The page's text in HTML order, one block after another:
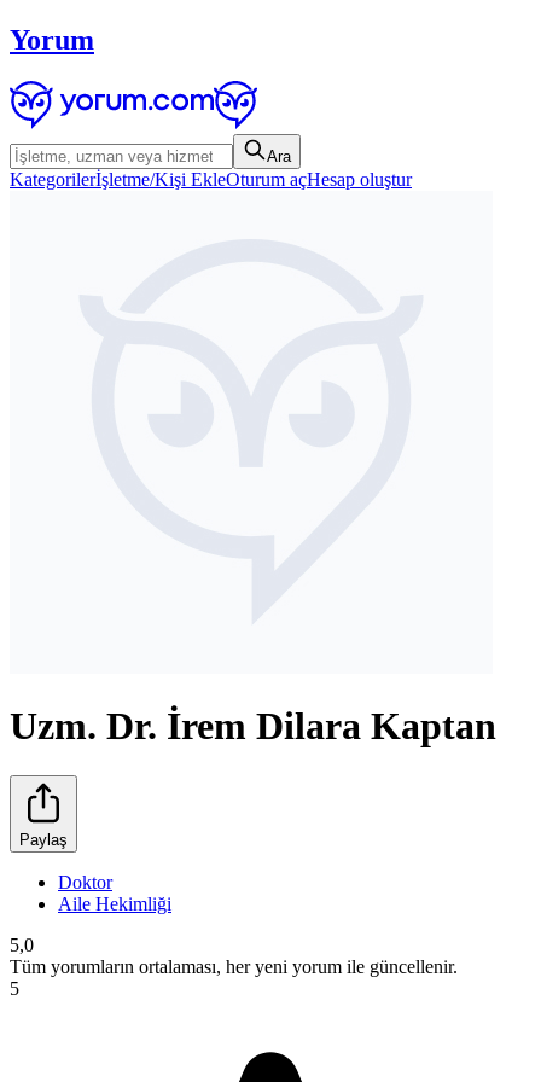
Yorum
Ara
Kategorilerİşletme/Kişi EkleOturum açHesap oluştur
Uzm. Dr. İrem Dilara Kaptan
Paylaş
Doktor
Aile Hekimliği
5,0
Tüm yorumların ortalaması, her yeni yorum ile güncellenir.
5